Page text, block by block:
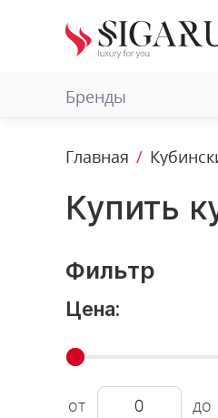
Бренды
Главная
Купить
Фильтр
Цена:
от до